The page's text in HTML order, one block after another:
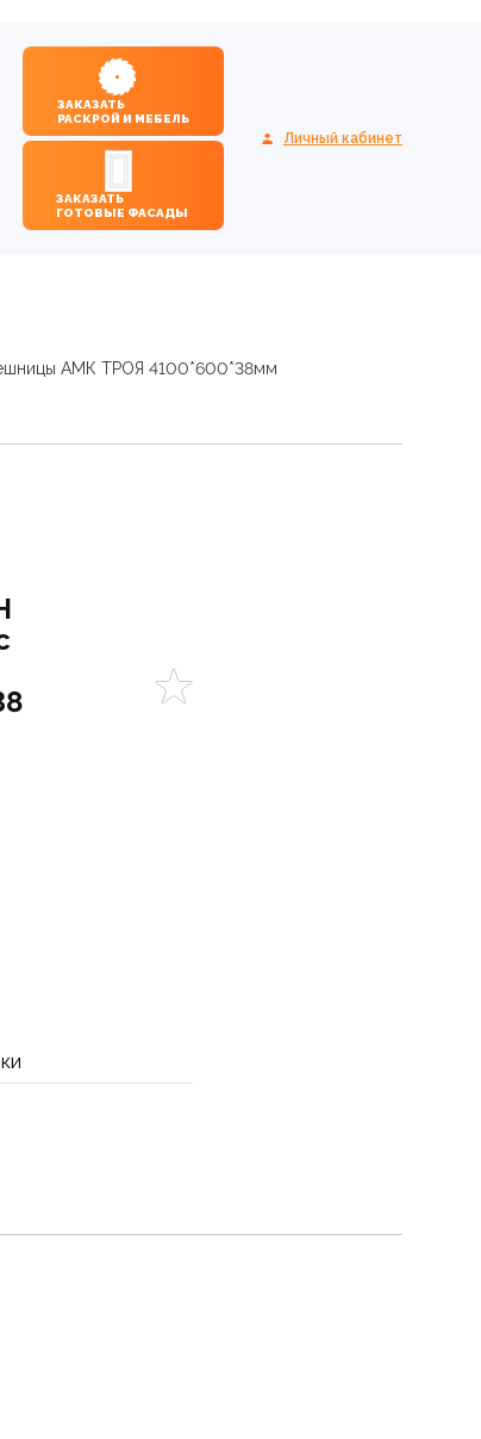
ЗАКАЗАТЬ
РАСКРОЙ И МЕБЕЛЬ
ЗАКАЗАТЬ
ГОТОВЫЕ ФАСАДЫ
Личный кабинет
АМК ТРОЯ 4100*600*38мм